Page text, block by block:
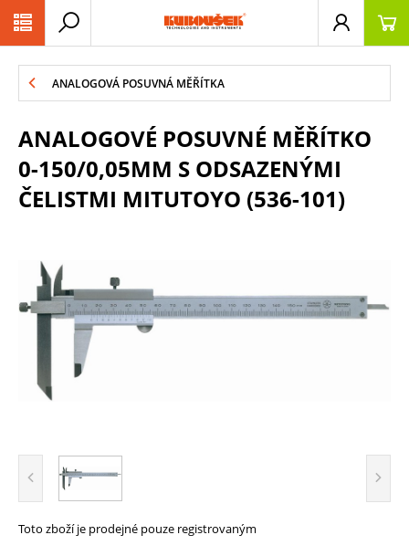
ANALOGOVÁ POSUVNÁ MĚŘÍTKA
ANALOGOVÉ POSUVNÉ MĚŘÍTKO
0-150/0,05MM S ODSAZENÝMI
ČELISTMI MITUTOYO (536-101)
Toto zboží je prodejné pouze registrovaným